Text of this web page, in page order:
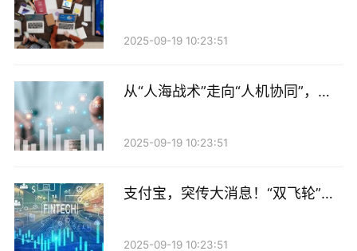
适配性。此外，二级资本债在存续满五年后进入‘5+5’期
限的后五年，其资本计入比例将逐年递减，若不及时赎
特约研究员薛洪言在接受《证券日报》记者采访时表
示。
出要求。不过大型银行流动性相对充裕，影响可控，中
小银行若赎回规模较大，则需要提前筹划资金。”明明
表示。
2025-09-19 10:23:51
从“人海战术”走向“人机协同”，券
2025-09-19 10:23:51
支付宝，突传大消息！“双飞轮”战
2025-09-19 10:23:51